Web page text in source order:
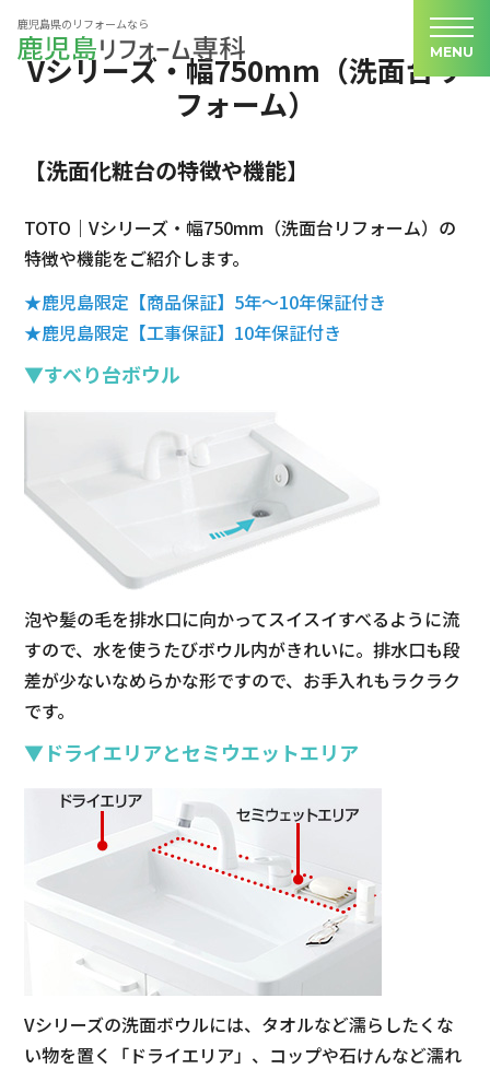
鹿児島県のリフォームなら
選ばれる理由
リフォームメニュー
施工について
よくあるご質問
MENU
Vシリーズ・幅750mm（洗面台リ
フォーム）
【洗面化粧台の特徴や機能】
TOTO｜Vシリーズ・幅750mm（洗面台リフォーム）の
特徴や機能をご紹介します。
★鹿児島限定【商品保証】5年～10年保証付き
★鹿児島限定【工事保証】10年保証付き
▼すべり台ボウル
泡や髪の毛を排水口に向かってスイスイすべるように流
すので、水を使うたびボウル内がきれいに。排水口も段
差が少ないなめらかな形ですので、お手入れもラクラク
です。
▼ドライエリアとセミウエットエリア
Vシリーズの洗面ボウルには、タオルなど濡らしたくな
い物を置く「ドライエリア」、コップや石けんなど濡れ